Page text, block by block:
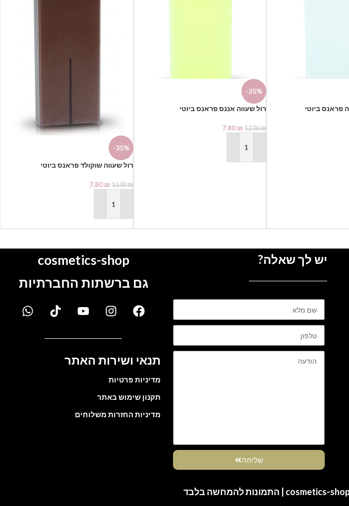
-35%
12.00₪
7.80₪
הוספה לסל -35%
12.00₪
7.80₪
הוספה לסל
יש לך שאלה?
שליחה
cosmetics-shop
גם ברשתות החברתיות
תנאי ושירות האתר
מדיניות פרטיות
תקנון שימוש באתר
מדיניות החזרות משלוחים